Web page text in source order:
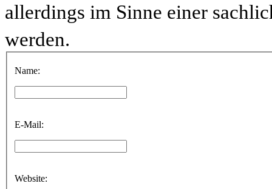
allerdings im Sinne einer
werden.
Name:
E-Mail:
Website: